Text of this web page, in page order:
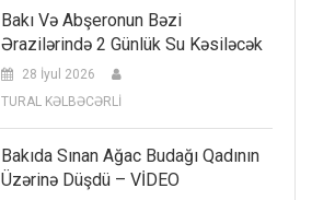
Bakı Və Abşeronun Bəzi
Ərazilərində 2 Günlük Su Kəsiləcək
28 İyul 2026
TURAL KƏLBƏCƏRLİ
Bakıda Sınan Ağac Budağı Qadının
Üzərinə Düşdü – VİDEO